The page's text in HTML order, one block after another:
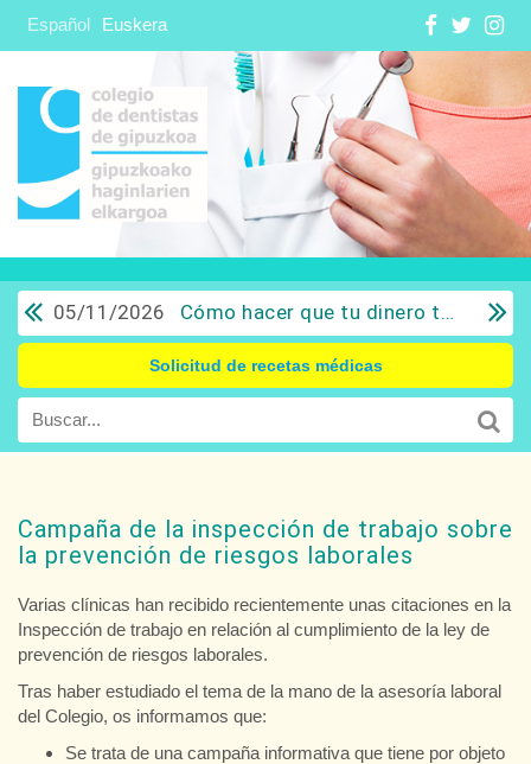
Español Euskera
05/11/2026 Cómo hacer que tu dinero trabaje para ti: Del ahorro a la inversión con sentido común.
Solicitud de recetas médicas
Campaña de la inspección de trabajo sobre
la prevención de riesgos laborales
Varias clínicas han recibido recientemente unas citaciones en la
Inspección de trabajo en relación al cumplimiento de la ley de
prevención de riesgos laborales.
Tras haber estudiado el tema de la mano de la asesoría laboral
del Colegio, os informamos que:
Se trata de una campaña informativa que tiene por objeto